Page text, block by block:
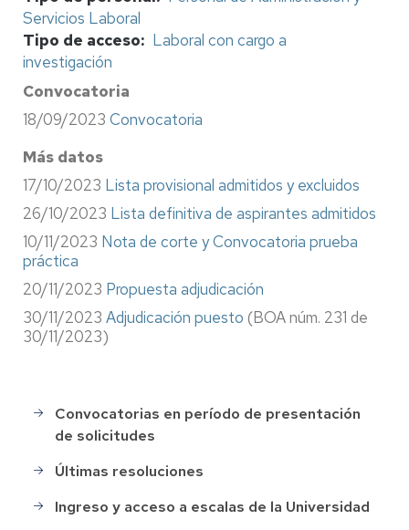
Servicios Laboral
Tipo de acceso
Laboral con cargo a
investigación
Convocatoria
18/09/2023 Convocatoria
Más datos
17/10/2023 Lista provisional admitidos y excluidos
26/10/2023 Lista definitiva de aspirantes admitidos
10/11/2023 Nota de corte y Convocatoria prueba
práctica
20/11/2023 Propuesta adjudicación
30/11/2023 Adjudicación puesto (BOA núm. 231 de
30/11/2023)
Selección
de
Personal
Convocatorias en período de presentación
de solicitudes
Últimas resoluciones
Ingreso y acceso a escalas de la Universidad